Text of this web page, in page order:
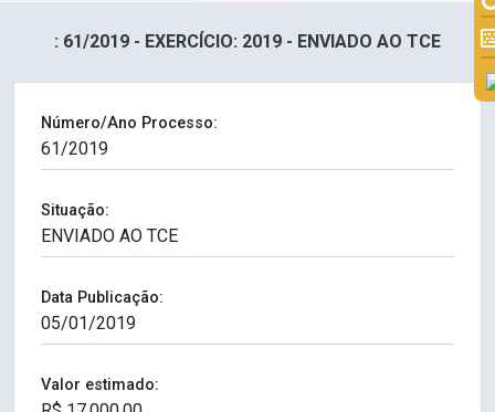
: 61/2019 - EXERCÍCIO: 2019 - ENVIADO AO TCE
Número/Ano Processo:
Situação:
Data Publicação:
Valor estimado: